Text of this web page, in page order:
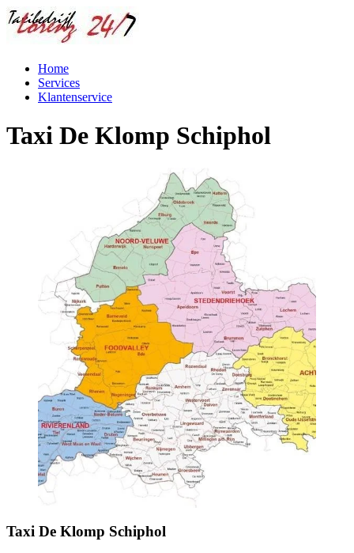
Home
Services
Klantenservice
Taxi De Klomp Schiphol
Taxi De Klomp Schiphol